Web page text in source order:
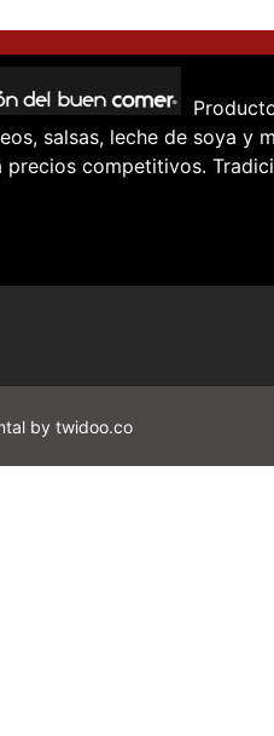
salsas, leche de soya y
precios competitivos.
by twidoo.co